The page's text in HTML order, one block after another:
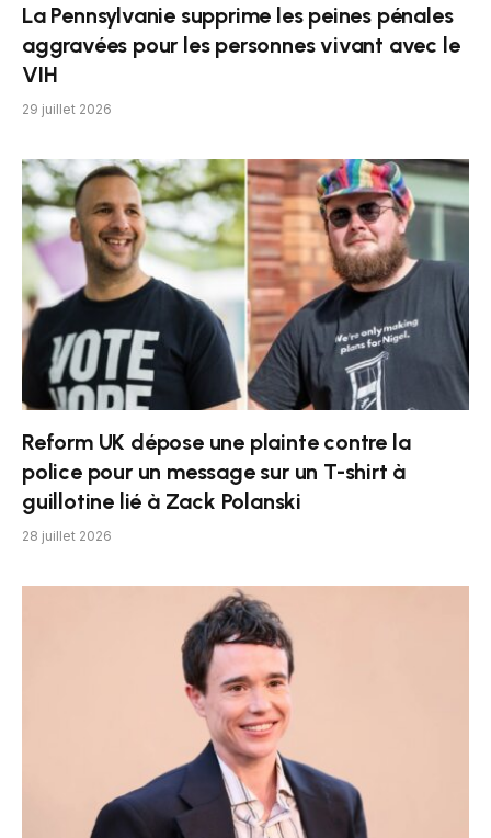
La Pennsylvanie supprime les peines pénales
aggravées pour les personnes vivant avec le
VIH
29 juillet 2026
Reform UK dépose une plainte contre la
police pour un message sur un T-shirt à
guillotine lié à Zack Polanski
28 juillet 2026